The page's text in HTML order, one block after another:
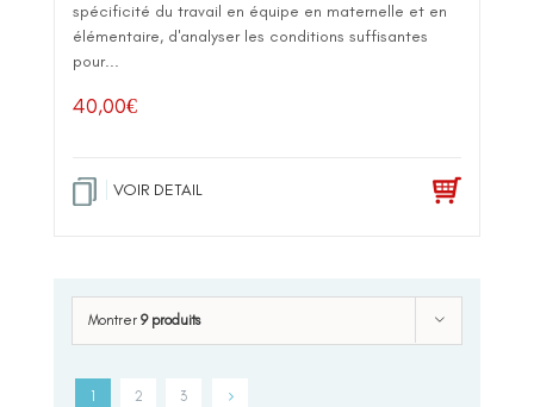
spécificité du travail en équipe en maternelle et en
élémentaire, d'analyser les conditions suffisantes
pour...
40,00€
VOIR DETAIL
Montrer 9 produits
1 2 3